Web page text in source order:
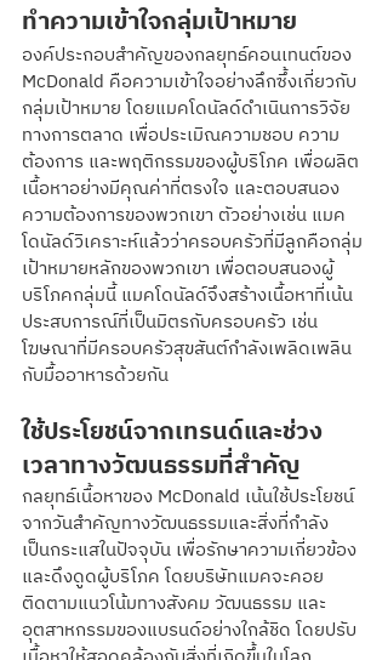
ทำความเข้าใจกลุ่มเป้าหมาย
องค์ประกอบสำคัญของกลยุทธ์คอนเทนต์ของ
McDonald คือความเข้าใจอย่างลึกซึ้งเกี่ยวกับ
กลุ่มเป้าหมาย โดยแมคโดนัลด์ดำเนินการวิจัย
ทางการตลาด เพื่อประเมิณความชอบ ความ
ต้องการ และพฤติกรรมของผู้บริโภค เพื่อผลิต
เนื้อหาอย่างมีคุณค่าที่ตรงใจ และตอบสนอง
ความต้องการของพวกเขา ตัวอย่างเช่น แมค
โดนัลด์วิเคราะห์แล้วว่าครอบครัวที่มีลูกคือกลุ่ม
เป้าหมายหลักของพวกเขา เพื่อตอบสนองผู้
บริโภคกลุ่มนี้ แมคโดนัลด์จึงสร้างเนื้อหาที่เน้น
ประสบการณ์ที่เป็นมิตรกับครอบครัว เช่น
โฆษณาที่มีครอบครัวสุขสันต์กำลังเพลิดเพลิน
กับมื้ออาหารด้วยกัน
ใช้ประโยชน์จากเทรนด์และช่วง
เวลาทางวัฒนธรรมที่สำคัญ
กลยุทธ์เนื้อหาของ McDonald เน้นใช้ประโยชน์
จากวันสำคัญทางวัฒนธรรมและสิ่งที่กำลัง
เป็นกระแสในปัจจุบัน เพื่อรักษาความเกี่ยวข้อง
และดึงดูดผู้บริโภค โดยบริษัทแมคจะคอย
ติดตามแนวโน้มทางสังคม วัฒนธรรม และ
อุตสาหกรรมของแบรนด์อย่างใกล้ชิด โดยปรับ